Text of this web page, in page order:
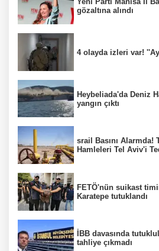
gözaltına alındı
4 olayda izleri var!
Heybeliada'da Deniz
yangın çıktı
srail Basını
Hamleleri Tel Aviv'i
FETÖ'nün suikast
Karatepe tutuklandı
İBB davasında
tahliye çıkmadı